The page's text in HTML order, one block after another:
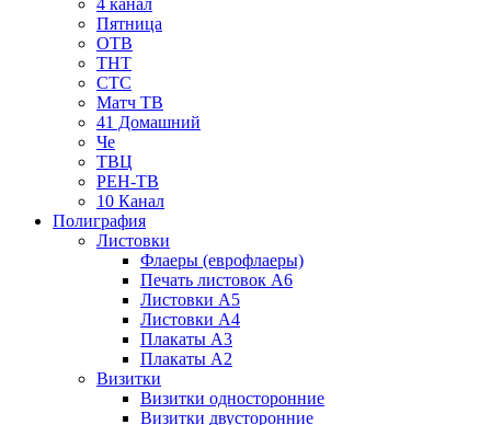
Пятница
ОТВ
ТНТ
СТС
Матч ТВ
41 Домашний
Че
ТВЦ
РЕН-ТВ
10 Канал
Полиграфия
Листовки
Флаеры (еврофлаеры)
Печать листовок А6
Листовки А5
Листовки А4
Плакаты А3
Плакаты А2
Визитки
Визитки односторонние
Визитки двусторонние